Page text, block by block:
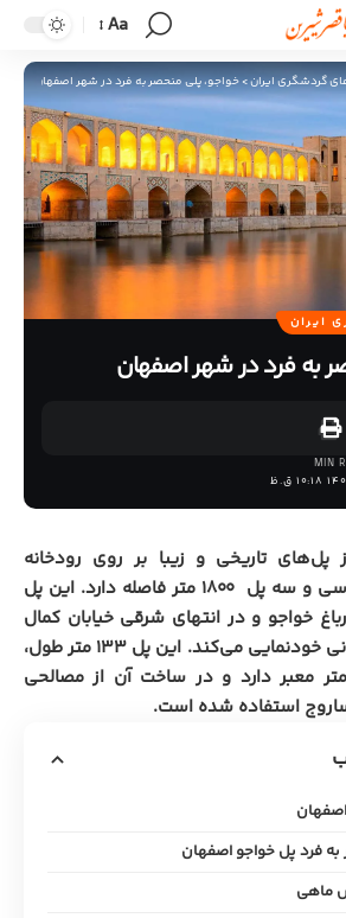
Aa
گردشگری ایران>خواجو، پلی منحصر به فرد در شهر اصفهان
ایران
به فرد در شهر اصفهان
پل‌های تاریخی و زیبا بر روی رودخانه
زاینده‌رود است که با سی و سه پل ۱۸۰۰ متر فاصله دارد. این پل
خواجو و در انتهای شرقی خیابان کمال
الدین اسماعیل اصفهانی خودنمایی می‌کند. این پل ۱۳۳ متر طول،
متر عرض و ۷٫۵ متر معبر دارد و در ساخت آن از مصالحی
استفاده شده است.
فرد پل خواجو اصفهان
ماهی